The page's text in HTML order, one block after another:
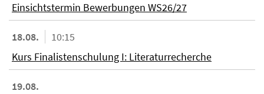
Einsichtstermin Bewerbungen WS26/27
18.08.
10:15
Kurs Finalistenschulung I: Literaturrecherche
19.08.